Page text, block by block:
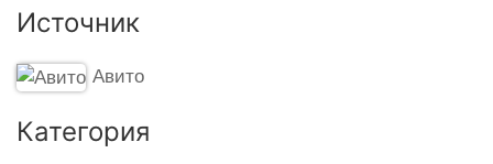
Источник
Авито
Категория